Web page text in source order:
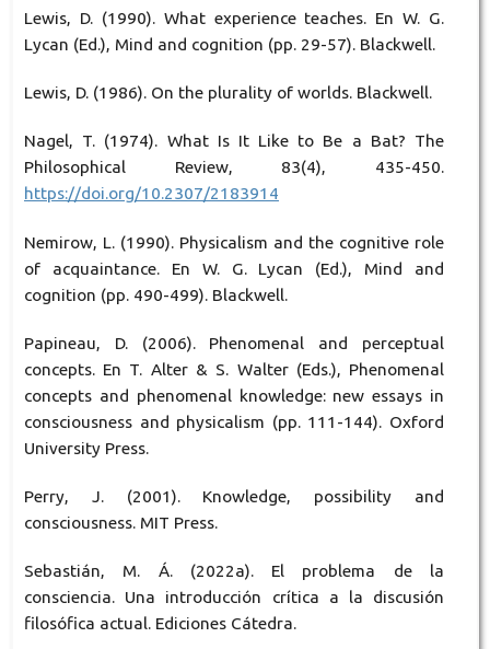
Lewis, D. (1990). What experience teaches. En W. G.
Lycan (Ed.), Mind and cognition (pp. 29-57). Blackwell.
Lewis, D. (1986). On the plurality of worlds. Blackwell.
Nagel, T. (1974). What Is It Like to Be a Bat? The
Philosophical Review, 83(4), 435-450.
https://doi.org/10.2307/2183914
Nemirow, L. (1990). Physicalism and the cognitive role
of acquaintance. En W. G. Lycan (Ed.), Mind and
cognition (pp. 490-499). Blackwell.
Papineau, D. (2006). Phenomenal and perceptual
concepts. En T. Alter & S. Walter (Eds.), Phenomenal
concepts and phenomenal knowledge: new essays in
consciousness and physicalism (pp. 111-144). Oxford
University Press.
Perry, J. (2001). Knowledge, possibility and
consciousness. MIT Press.
Sebastián, M. Á. (2022a). El problema de la
consciencia. Una introducción crítica a la discusión
filosófica actual. Ediciones Cátedra.